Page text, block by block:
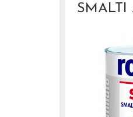
SMALTI